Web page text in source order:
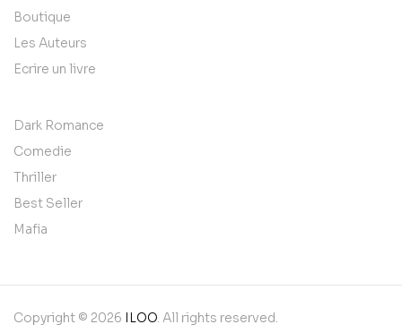
Boutique
Les Auteurs
Ecrire un livre
Dark Romance
Comedie
Thriller
Best Seller
Mafia
Copyright © 2026 ILOO. All rights reserved.